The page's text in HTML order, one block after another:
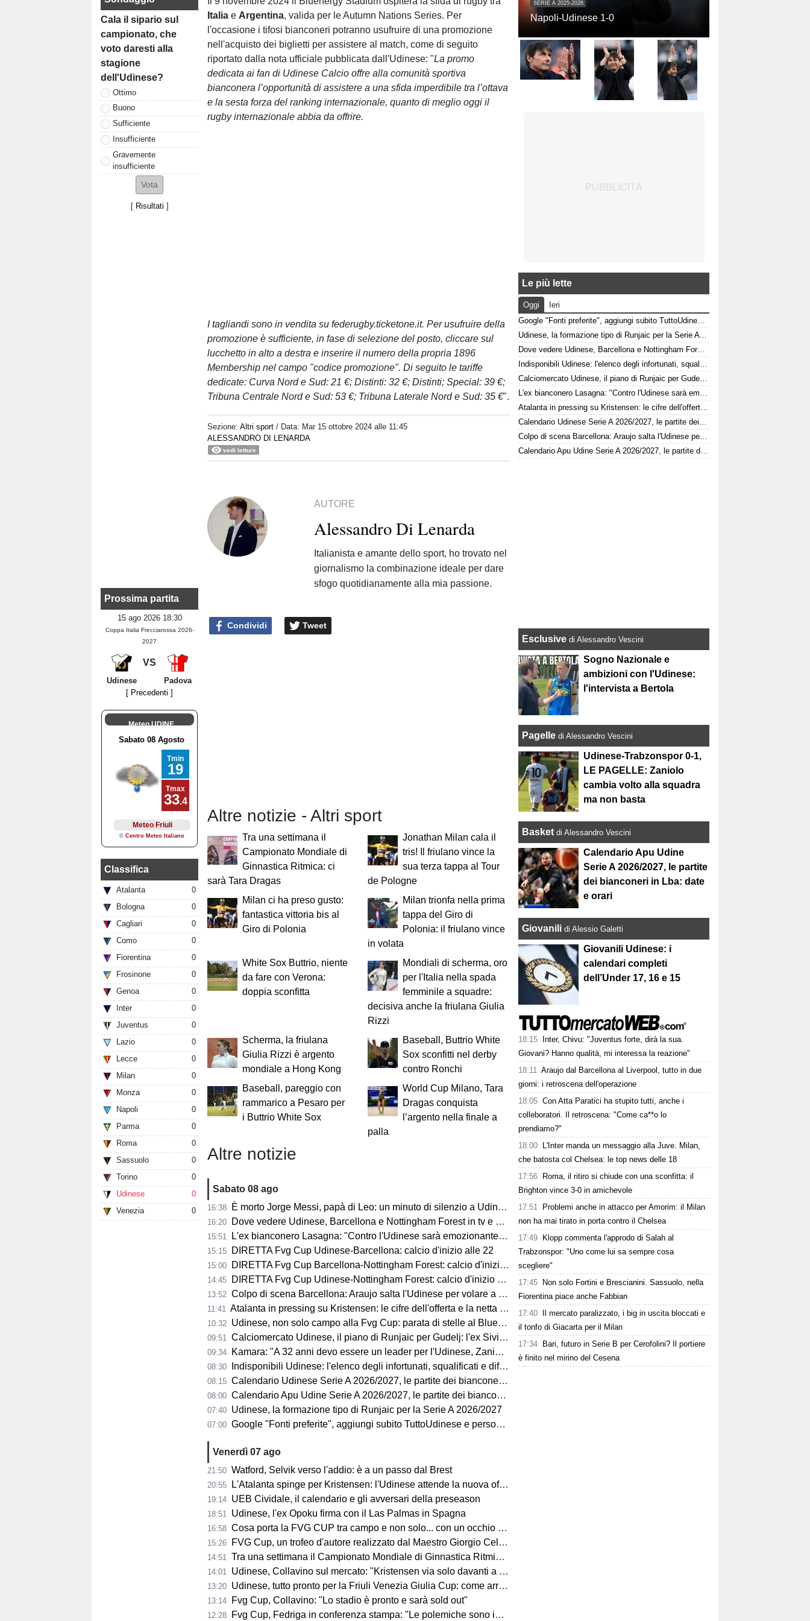
Cala il sipario sul
campionato, che
voto daresti alla
stagione
dell'Udinese?
Ottimo
Buono
Sufficiente
Insufficiente
Gravemente
insufficiente
[ Risultati ]
Prossima partita
15 ago 2026 18:30
Coppa Italia Frecciarossa 2026-
2027
VS
Udinese
Padova
[ Precedenti ]
Meteo UDINE
Classifica
Atalanta
0
Bologna
0
Cagliari
0
Como
0
Fiorentina
0
Frosinone
0
Genoa
0
Inter
0
Juventus
0
Lazio
0
Lecce
0
Milan
0
Monza
0
Napoli
0
Parma
0
Roma
0
Sassuolo
0
Torino
0
Udinese
0
Venezia
0
Italia e Argentina, valida per le Autumn Nations Series. Per
l'occasione i tifosi bianconeri potranno usufruire di una promozione
nell'acquisto dei biglietti per assistere al match, come di seguito
riportato dalla nota ufficiale pubblicata dall'Udinese: "La promo
dedicata ai fan di Udinese Calcio offre alla comunità sportiva
bianconera l’opportunità di assistere a una sfida imperdibile tra l’ottava
e la sesta forza del ranking internazionale, quanto di meglio oggi il
rugby internazionale abbia da offrire.
I tagliandi sono in vendita su federugby.ticketone.it. Per usufruire della
promozione è sufficiente, in fase di selezione del posto, cliccare sul
lucchetto in alto a destra e inserire il numero della propria 1896
Membership nel campo "codice promozione". Di seguito le tariffe
dedicate: Curva Nord e Sud: 21 €; Distinti: 32 €; Distinti; Special: 39 €;
Tribuna Centrale Nord e Sud: 53 €; Tribuna Laterale Nord e Sud: 35 €".
Sezione:Altri sport / Data: Mar 15 ottobre 2024 alle 11:45
ALESSANDRO DI LENARDA
vedi letture
AUTORE
Alessandro Di Lenarda
Italianista e amante dello sport, ho trovato nel
giornalismo la combinazione ideale per dare
sfogo quotidianamente alla mia passione.
Condividi Tweet
Altre notizie - Altri sport
Tra una settimana il
Campionato Mondiale di
Ginnastica Ritmica: ci
sarà Tara Dragas
Jonathan Milan cala il
tris! Il friulano vince la
sua terza tappa al Tour
de Pologne
Milan ci ha preso gusto:
fantastica vittoria bis al
Giro di Polonia
Milan trionfa nella prima
tappa del Giro di
Polonia: il friulano vince
in volata
White Sox Buttrio, niente
da fare con Verona:
doppia sconfitta
Mondiali di scherma, oro
per l'Italia nella spada
femminile a squadre:
decisiva anche la friulana Giulia
Rizzi
Scherma, la friulana
Giulia Rizzi è argento
mondiale a Hong Kong
Baseball, Buttrio White
Sox sconfitti nel derby
contro Ronchi
Baseball, pareggio con
rammarico a Pesaro per
i Buttrio White Sox
World Cup Milano, Tara
Dragas conquista
l’argento nella finale a
palla
Altre notizie
Sabato 08 ago
16:38 È morto Jorge Messi, papà di Leo: un minuto di silenzio a Udine, Barcellona con il lutto al braccio
16:20 Dove vedere Udinese, Barcellona e Nottingham Forest in tv e streaming | FVG Cup
15:51 L'ex bianconero Lasagna: "Contro l'Udinese sarà emozionante, proveremo a vincere"
15:15 DIRETTA Fvg Cup Udinese-Barcellona: calcio d'inizio alle 22
15:00 DIRETTA Fvg Cup Barcellona-Nottingham Forest: calcio d'inizio alle 21
14:45 DIRETTA Fvg Cup Udinese-Nottingham Forest: calcio d'inizio alle 20
13:52 Colpo di scena Barcellona: Araujo salta l'Udinese per volare a Liverpool! Le 3 assenze di Flick
11:41 Atalanta in pressing su Kristensen: le cifre dell'offerta e la netta condizione dell'Udinese
10:32 Udinese, non solo campo alla Fvg Cup: parata di stelle al Bluenergy Stadium
09:51 Calciomercato Udinese, il piano di Runjaic per Gudelj: l'ex Siviglia avrà un nuovo ruolo
09:34 Kamara: "A 32 anni devo essere un leader per l'Udinese, Zaniolo ha fatto un'ottima scelta"
08:30 Indisponibili Udinese: l'elenco degli infortunati, squalificati e diffidati
08:15 Calendario Udinese Serie A 2026/2027, le partite dei bianconeri: date e orari
08:00 Calendario Apu Udine Serie A 2026/2027, le partite dei bianconeri in Lba: date e orari
07:40 Udinese, la formazione tipo di Runjaic per la Serie A 2026/2027
07:00 Google "Fonti preferite", aggiungi subito TuttoUdinese e personalizza le tue notizie
Venerdì 07 ago
21:50 Watford, Selvik verso l'addio: è a un passo dal Brest
20:55 L'Atalanta spinge per Kristensen: l'Udinese attende la nuova offerta
19:14 UEB Cividale, il calendario e gli avversari della preseason
18:51 Udinese, l'ex Opoku firma con il Las Palmas in Spagna
16:58 Cosa porta la FVG CUP tra campo e non solo... con un occhio sempre al MERCATO
15:26 FVG Cup, un trofeo d'autore realizzato dal Maestro Giorgio Celiberti
14:51 Tra una settimana il Campionato Mondiale di Ginnastica Ritmica: ci sarà Tara Dragas
14:01 Udinese, Collavino sul mercato: "Kristensen via solo davanti a un'offerta irrinunciabile. Portiere? Stiamo lavorando"
13:20 Udinese, tutto pronto per la Friuli Venezia Giulia Cup: come arrivano Barcellona e Nottingham?
13:14 Fvg Cup, Collavino: "Lo stadio è pronto e sarà sold out"
12:28 Fvg Cup, Fedriga in conferenza stampa: "Le polemiche sono inutili"
SERIE A 2025-2026
Napoli-Udinese 1-0
Le più lette
Oggi
Ieri
Google "Fonti preferite", aggiungi subito TuttoUdinese e personalizza le tue notizie
Udinese, la formazione tipo di Runjaic per la Serie A 2026/2027
Dove vedere Udinese, Barcellona e Nottingham Forest in tv e streaming | FVG Cup
Indisponibili Udinese: l'elenco degli infortunati, squalificati e diffidati
Calciomercato Udinese, il piano di Runjaic per Gudelj: l'ex Siviglia avrà un nuovo ruolo
L'ex bianconero Lasagna: "Contro l'Udinese sarà emozionante, proveremo a vincere"
Atalanta in pressing su Kristensen: le cifre dell'offerta e la netta condizione dell'Udinese
Calendario Udinese Serie A 2026/2027, le partite dei bianconeri: date e orari
Colpo di scena Barcellona: Araujo salta l'Udinese per volare a Liverpool! Le 3 assenze di Flick
Calendario Apu Udine Serie A 2026/2027, le partite dei bianconeri in Lba: date e orari
Esclusive di Alessandro Vescini
Sogno Nazionale e
ambizioni con l'Udinese:
l'intervista a Bertola
Pagelle di Alessandro Vescini
Udinese-Trabzonspor 0-1,
LE PAGELLE: Zaniolo
cambia volto alla squadra
ma non basta
Basket di Alessandro Vescini
Calendario Apu Udine
Serie A 2026/2027, le partite
dei bianconeri in Lba: date
e orari
Giovanili di Alessio Galetti
Giovanili Udinese: i
calendari completi
dell’Under 17, 16 e 15
18:15
Inter, Chivu: "Juventus forte, dirà la sua.
Giovani? Hanno qualità, mi interessa la reazione"
18:11 Araujo dal Barcellona al Liverpool, tutto in due
giorni: i retroscena dell'operazione
18:05 Con Atta Paratici ha stupito tutti, anche i
colleboratori. Il retroscena: "Come ca**o lo
prendiamo?"
18:00
L'Inter manda un messaggio alla Juve. Milan,
che batosta col Chelsea: le top news delle 18
17:56
Roma, il ritiro si chiude con una sconfitta: il
Brighton vince 3-0 in amichevole
17:51
Problemi anche in attacco per Amorim: il Milan
non ha mai tirato in porta contro il Chelsea
17:49
Klopp commenta l'approdo di Salah al
Trabzonspor: "Uno come lui sa sempre cosa
scegliere"
17:45
Non solo Fortini e Brescianini. Sassuolo, nella
Fiorentina piace anche Fabbian
17:40
Il mercato paralizzato, i big in uscita bloccati e
il tonfo di Giacarta per il Milan
17:34
Bari, futuro in Serie B per Cerofolini? Il portiere
è finito nel mirino del Cesena